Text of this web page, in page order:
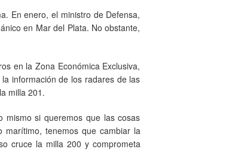
En enero, el ministro de Defensa,
en Mar del Plata. No obstante,
en la Zona Económica Exclusiva,
información de los radares de las
milla 201.
mismo si queremos que las cosas
marítimo, tenemos que cambiar la
cruce la milla 200 y comprometa